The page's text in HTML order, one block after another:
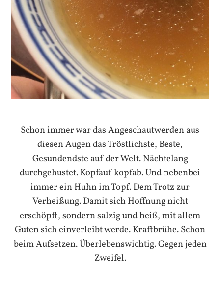
Schon immer war das Angeschautwerden aus
diesen Augen das Tröstlichste, Beste,
Gesundendste auf der Welt. Nächtelang
durchgehustet. Kopfauf kopfab. Und nebenbei
immer ein Huhn im Topf. Dem Trotz zur
Verheißung. Damit sich Hoffnung nicht
erschöpft, sondern salzig und heiß, mit allem
Guten sich einverleibt werde. Kraftbrühe. Schon
beim Aufsetzen. Überlebenswichtig. Gegen jeden
Zweifel.